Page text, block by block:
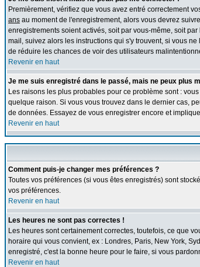
Premièrement, vérifiez que vous avez entré correctement
ans au moment de l'enregistrement, alors vous devrez
enregistrements soient activés, soit par vous-même, soit
mail, suivez alors les instructions qui s'y trouvent, si vous
de réduire les chances de voir des utilisateurs
Revenir en haut
Je me suis enregistré dans le passé, mais ne peux plus
Les raisons les plus probables pour ce problème sont :
quelque raison. Si vous vous trouvez dans le dernier cas,
de données. Essayez de vous enregistrer encore et
Revenir en haut
Comment puis-je changer mes préférences ?
Toutes vos préférences (si vous êtes enregistrés) sont
vos préférences.
Revenir en haut
Les heures ne sont pas correctes !
Les heures sont certainement correctes, toutefois, ce que
horaire qui vous convient, ex : Londres, Paris, New York,
enregistré, c'est la bonne heure pour le faire, si vous
Revenir en haut